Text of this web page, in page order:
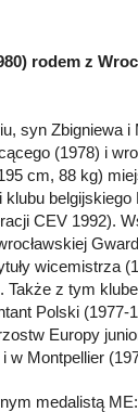
rodem z
syn Zbigniewa
(1978) i
cm, 88 kg)
CEV 1992).
wicemistrza
z tym
Polski (1977-
Europy
w Montpellier
medalistą